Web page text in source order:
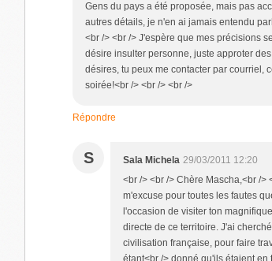
Gens du pays a été proposée, mais pas
autres détails, je n'en ai jamais entendu
<br /> <br /> J'espère que mes précisions
désire insulter personne, juste approter
désires, tu peux me contacter par courriel,
soirée!<br /> <br /> <br />
Répondre
S Sala Michela 29/03/2011 12:20
<br /> <br /> Chère Mascha,<br />
m'excuse pour toutes les fautes
l'occasion de visiter ton
directe de ce territoire. J'ai
civilisation française, pour faire